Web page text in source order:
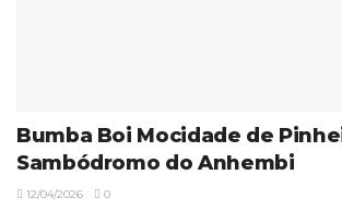
Bumba Boi Mocidade de
Sambódromo do Anhembi
12/04/2026 0